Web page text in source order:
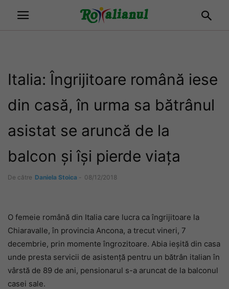
Italia: Îngrijitoare română iese
din casă, în urma sa bătrânul
asistat se aruncă de la
balcon și își pierde viața
De către Daniela Stoica - 08/12/2018
O femeie română din Italia care lucra ca îngrijitoare la
Chiaravalle, în provincia Ancona, a trecut vineri, 7
decembrie, prin momente îngrozitoare. Abia ieșită din casa
unde presta servicii de asistență pentru un bătrân italian în
vârstă de 89 de ani, pensionarul s-a aruncat de la balconul
casei sale.